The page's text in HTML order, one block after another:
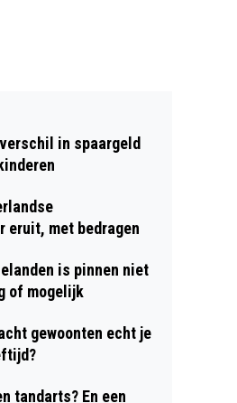
in spaargeld
eruit, met bedragen
is pinnen niet
of mogelijk
gewoonten echt je
tandarts? En een